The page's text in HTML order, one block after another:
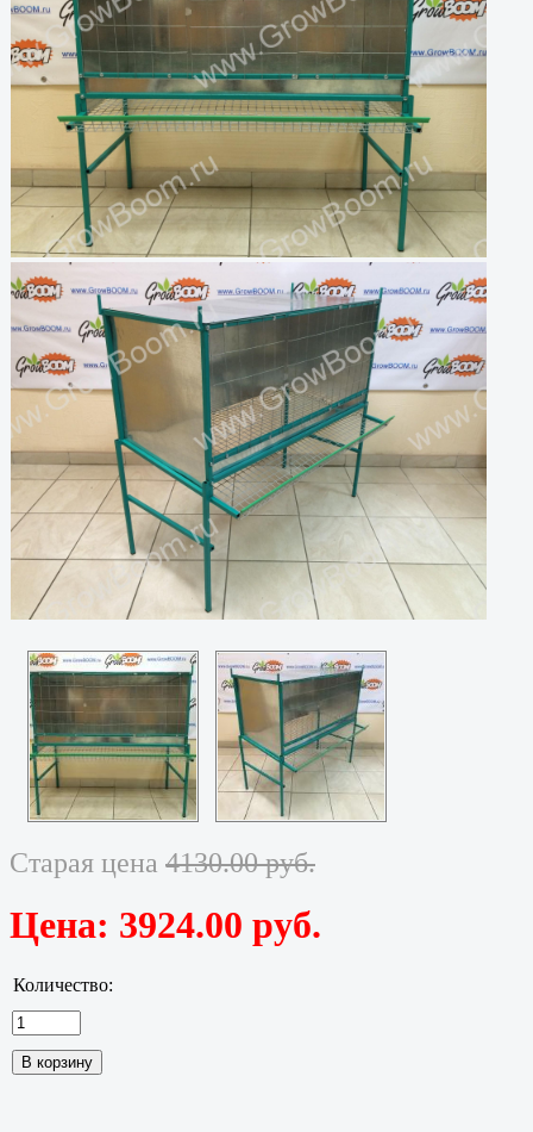
Старая цена 4130.00 руб.
Цена: 3924.00 руб.
Количество: